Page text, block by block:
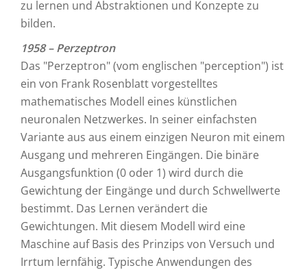
zu lernen und Abstraktionen und Konzepte zu
bilden.
1958 – Perzeptron
Das "Perzeptron" (vom englischen "perception") ist
ein von Frank Rosenblatt vorgestelltes
mathematisches Modell eines künstlichen
neuronalen Netzwerkes. In seiner einfachsten
Variante aus aus einem einzigen Neuron mit einem
Ausgang und mehreren Eingängen. Die binäre
Ausgangsfunktion (0 oder 1) wird durch die
Gewichtung der Eingänge und durch Schwellwerte
bestimmt. Das Lernen verändert die
Gewichtungen. Mit diesem Modell wird eine
Maschine auf Basis des Prinzips von Versuch und
Irrtum lernfähig. Typische Anwendungen des